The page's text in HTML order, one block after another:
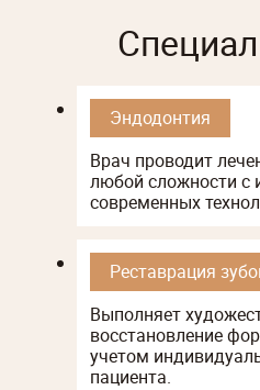
Эндодонтия
Врач проводит
любой сложности с
современных
Реставрация
Выполняет
восстановление
учетом
пациента.